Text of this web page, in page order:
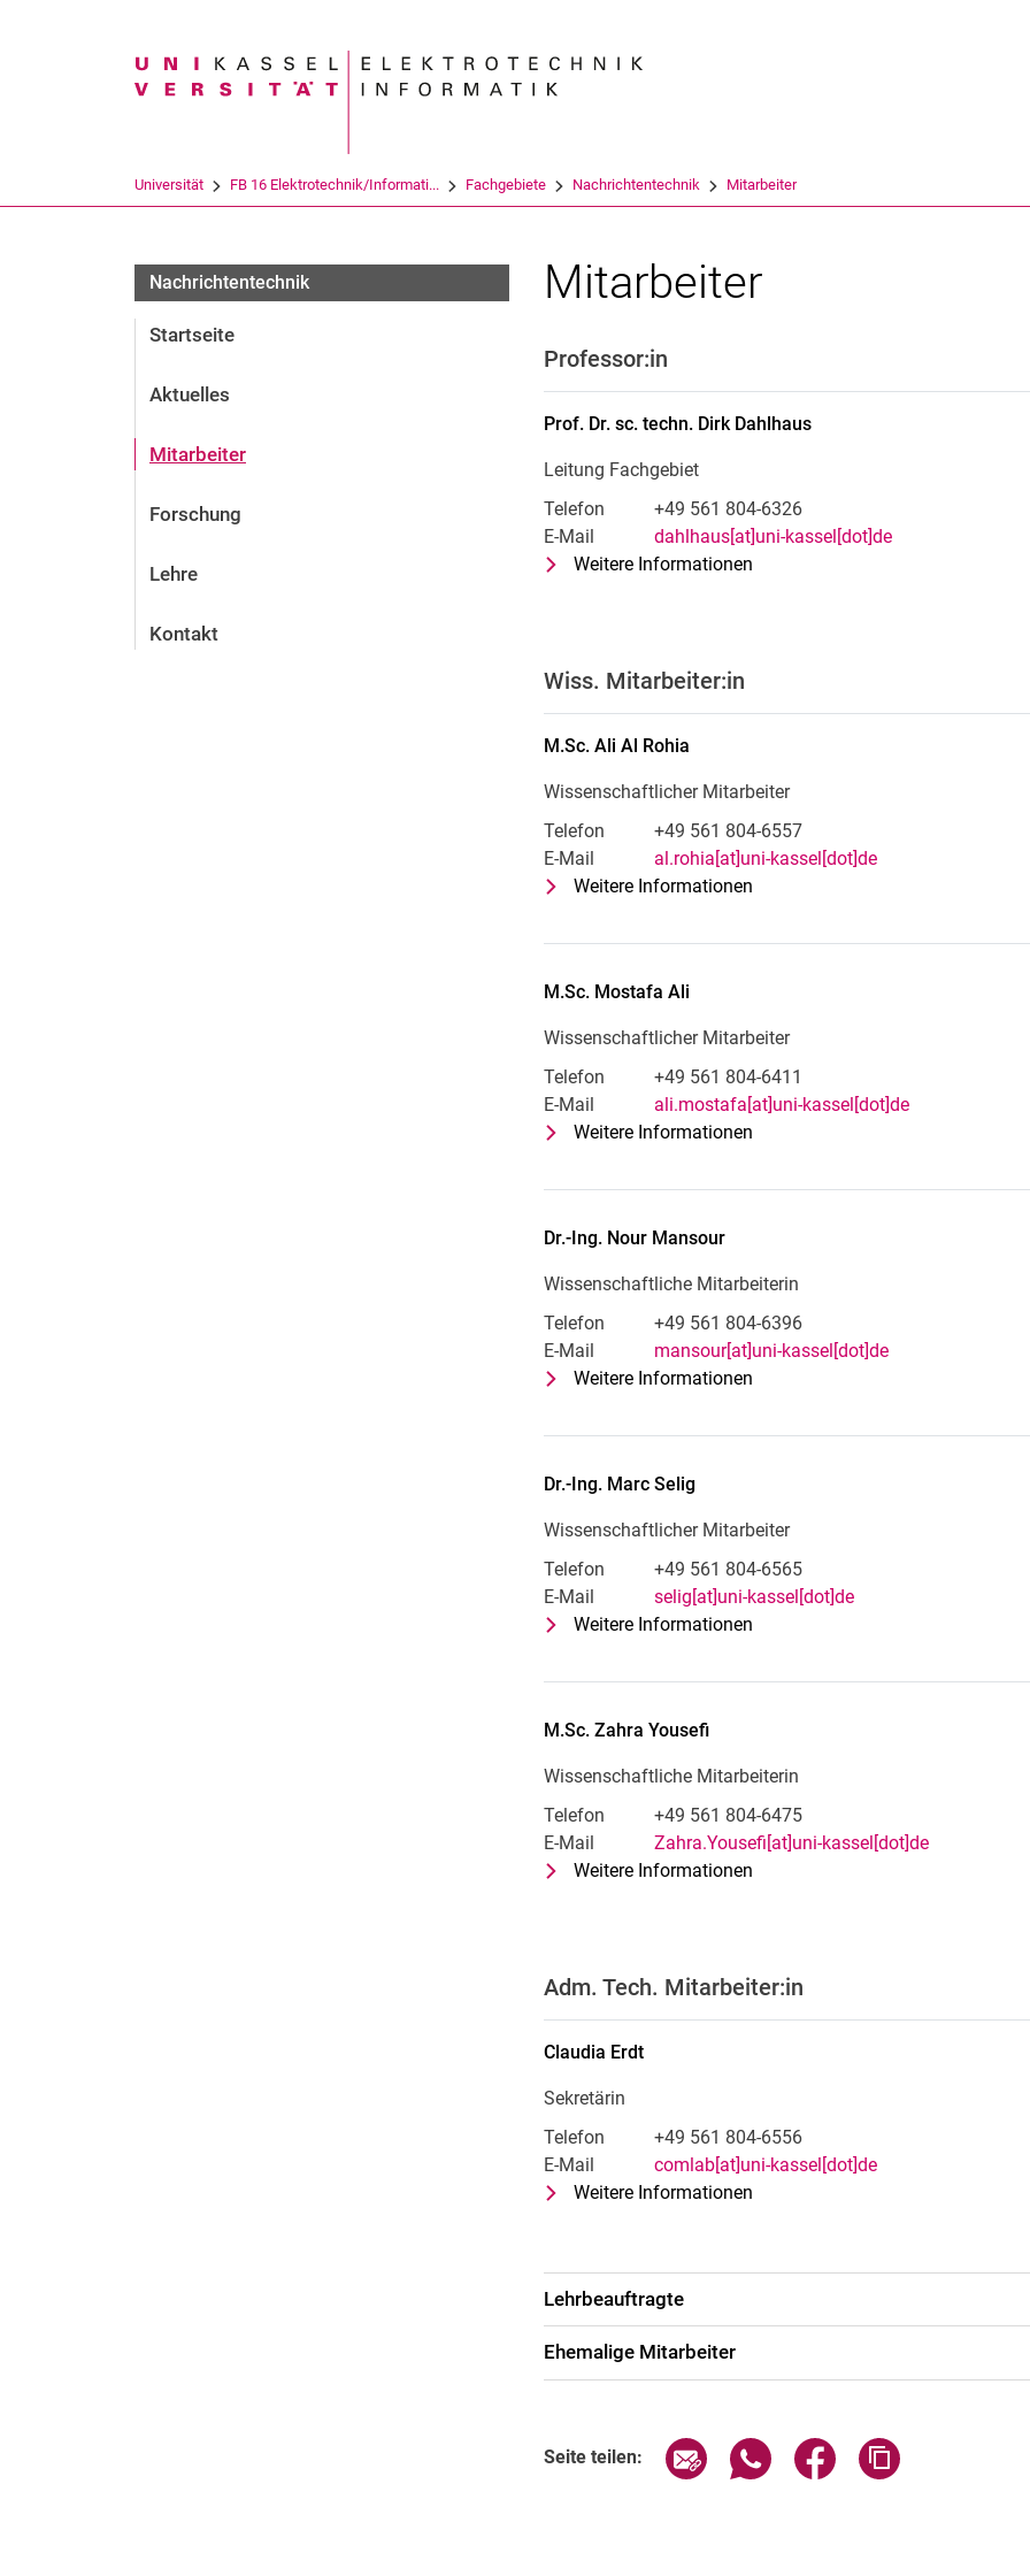
Suchbegriff
Universität FB 16 Elektrotechnik/Informati... Fachgebiete Nachrichtentechnik Mitarbeiter
Nachrichtentechnik
Startseite
Aktuelles
Mitarbeiter
Forschung
Lehre
Kontakt
Mitarbeiter
Professor:in
Prof. Dr. sc. techn. Dirk Dahlhaus
Leitung Fachgebiet
Telefon
+49 561 804-6326
E-Mail
dahlhaus[at]uni-kassel[dot]de
Weitere Informationen
Wiss. Mitarbeiter:in
M.Sc.AliAl Rohia
Wissenschaftlicher Mitarbeiter
Telefon
+49 561 804-6557
E-Mail
al.rohia[at]uni-kassel[dot]de
Weitere Informationen
M.Sc. MostafaAli
Wissenschaftlicher Mitarbeiter
Telefon
+49 561 804-6411
E-Mail
ali.mostafa[at]uni-kassel[dot]de
Weitere Informationen
Dr.-Ing. Nour Mansour
Wissenschaftliche Mitarbeiterin
Telefon
+49 561 804-6396
E-Mail
mansour[at]uni-kassel[dot]de
Weitere Informationen
Dr.-Ing. MarcSelig
Wissenschaftlicher Mitarbeiter
Telefon
+49 561 804-6565
E-Mail
selig[at]uni-kassel[dot]de
Weitere Informationen
M.Sc.ZahraYousefi
Wissenschaftliche Mitarbeiterin
Telefon
+49 561 804-6475
E-Mail
Zahra.Yousefi[at]uni-kassel[dot]de
Weitere Informationen
Adm. Tech. Mitarbeiter:in
Claudia Erdt
Sekretärin
Telefon
+49 561 804-6556
E-Mail
comlab[at]uni-kassel[dot]de
Weitere Informationen
Lehrbeauftragte
Ehe­ma­li­ge Mit­ar­bei­ter
Seite teilen: Seite über E-Mail teilen
Seite über WhatsApp teilen
Seite über Facebook